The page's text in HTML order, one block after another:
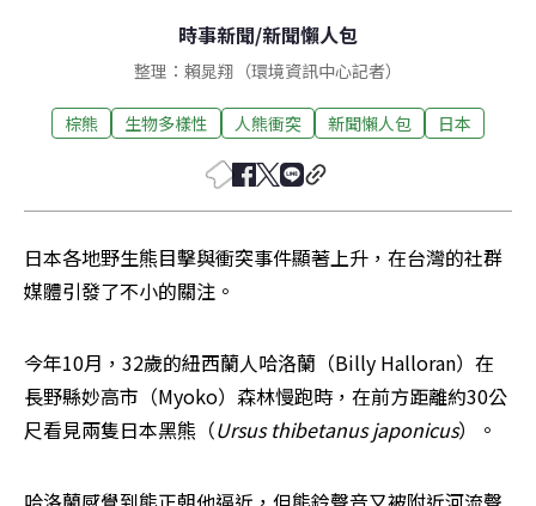
時事新聞/新聞懶人包
整理：賴晁翔（環境資訊中心記者）
棕熊 生物多樣性 人熊衝突 新聞懶人包 日本
日本各地野生熊目擊與衝突事件顯著上升，在台灣的社群
媒體引發了不小的關注。
今年10月，32歲的紐西蘭人哈洛蘭（Billy Halloran）在
長野縣妙高市（Myoko）森林慢跑時，在前方距離約30公
尺看見兩隻日本黑熊（Ursus thibetanus japonicus）。